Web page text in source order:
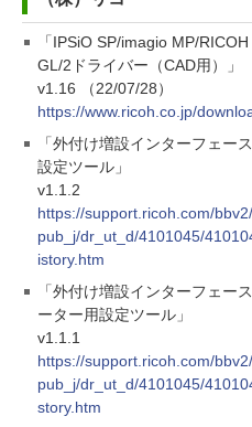
「IPSiO SP/imagio MP/
GL/2ドライバー（CAD用）」
v1.16 （22/07/28）
https://www.ricoh.co.jp/
「外付け増設インターフェー
設定ツール」
v1.1.2
https://support.ricoh.com/
pub_j/dr_ut_d/4101045/
istory.htm
「外付け増設インターフェー
ーター用設定ツール」
v1.1.1
https://support.ricoh.com/
pub_j/dr_ut_d/4101045/
story.htm